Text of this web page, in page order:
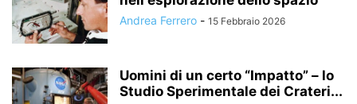
Andrea Ferrero - 15 Febbraio 2026
Uomini di un certo “Impatto” – lo
Studio Sperimentale dei Crateri...